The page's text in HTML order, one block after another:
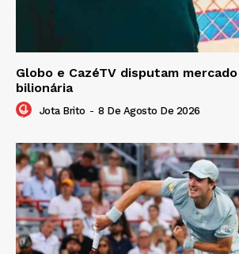
Globo e CazéTV disputam
bilionária
Jota Brito - 8 De Agosto De 2026